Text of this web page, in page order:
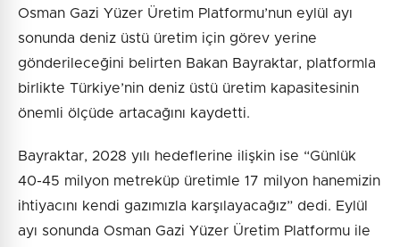
Osman Gazi Yüzer Üretim Platformu’nun eylül ayı
sonunda deniz üstü üretim için görev yerine
gönderileceğini belirten Bakan Bayraktar, platformla
birlikte Türkiye’nin deniz üstü üretim kapasitesinin
önemli ölçüde artacağını kaydetti.
Bayraktar, 2028 yılı hedeflerine ilişkin ise “Günlük
40-45 milyon metreküp üretimle 17 milyon hanemizin
ihtiyacını kendi gazımızla karşılayacağız” dedi. Eylül
ayı sonunda Osman Gazi Yüzer Üretim Platformu ile